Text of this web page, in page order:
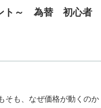
ント～ 為替 初心者
そも、なぜ価格が動くのか